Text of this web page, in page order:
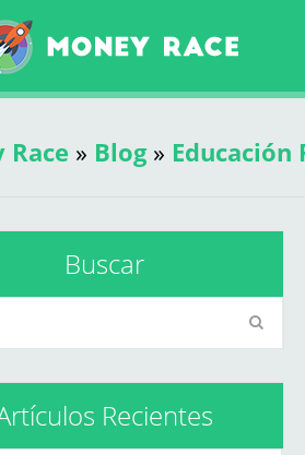
Race » Blog» Educación
Buscar
Recientes